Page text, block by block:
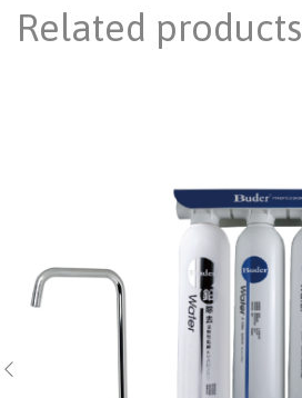
Related products